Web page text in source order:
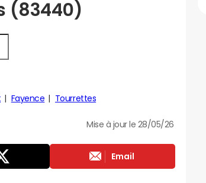
(83440)
Fayence Tourrettes
Mise à jour le 28/05/26
Email